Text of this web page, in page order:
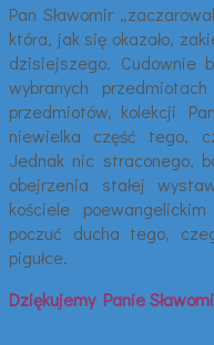
Pan Sławomir
która, jak się okazało,
dzisiejszego. Cudownie
wybranych
przedmiotów, kolekcji
niewielka część tego,
Jednak nic straconego,
obejrzenia stałej
kościele
poczuć ducha tego,
pigułce.
Dziękujemy Panie